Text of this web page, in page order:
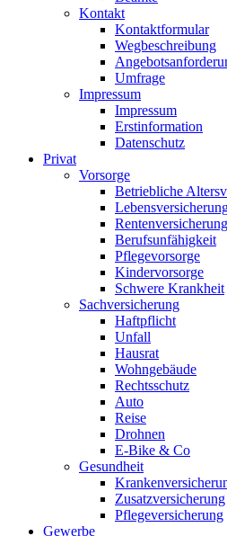
Kontakt
Kontaktformular
Wegbeschreibung
Umfrage
Impressum
Impressum
Erstinformation
Datenschutz
Privat
Vorsorge
Betriebliche
Rentenversicherung
Berufsunfähigkeit
Pflegevorsorge
Kindervorsorge
Schwere Krankheit
Sachversicherung
Haftpflicht
Unfall
Hausrat
Wohngebäude
Rechtsschutz
Auto
Reise
Drohnen
E-Bike & Co
Gesundheit
Zusatzversicherung
Pflegeversicherung
Gewerbe